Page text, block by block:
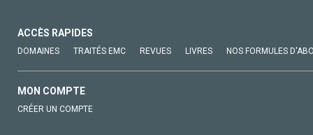
ACCÈS RAPIDES
DOMAINES TRAITÉS EMC REVUES LIVRES NOS FORMULES
MON COMPTE
CRÉER UN COMPTE